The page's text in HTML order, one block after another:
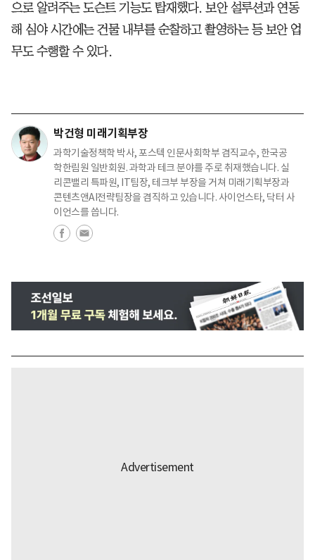
으로 알려주는 도슨트 기능도 탑재했다. 보안 설루션과 연동
해 심야 시간에는 건물 내부를 순찰하고 촬영하는 등 보안 업
무도 수행할 수 있다.
박건형 미래기획부장
과학기술정책학 박사, 포스텍 인문사회학부 겸직교수, 한국공
학한림원 일반회원. 과학과 테크 분야를 주로 취재했습니다. 실
리콘밸리 특파원, IT팀장, 테크부 부장을 거쳐 미래기획부장과
콘텐츠앤AI전략팀장을 겸직하고 있습니다. 사이언스타, 닥터 사
이언스를 씁니다.